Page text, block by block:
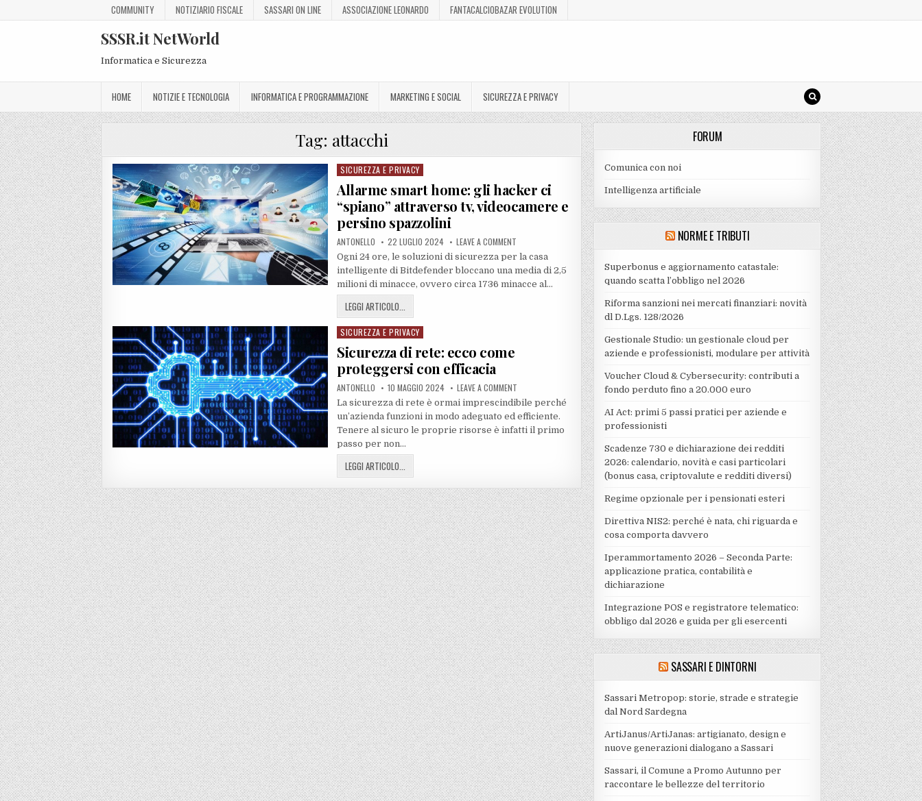
COMMUNITY NOTIZIARIO FISCALE SASSARI ON LINE ASSOCIAZIONE LEONARDO FANTACALCIOBAZAR EVOLUTION
SSSR.it NetWorld
Informatica e Sicurezza
HOME NOTIZIE E TECNOLOGIA INFORMATICA E PROGRAMMAZIONE MARKETING E SOCIAL SICUREZZA E PRIVACY
Tag: attacchi
Posted
in
SICUREZZA E PRIVACY
Allarme smart home: gli hacker ci
“spiano” attraverso tv, videocamere e
persino spazzolini
ANTONELLO 22 LUGLIO 2024 LEAVE A COMMENT
Ogni 24 ore, le soluzioni di sicurezza per la casa
intelligente di Bitdefender bloccano una media di 2,5
milioni di minacce, ovvero circa 1736 minacce al…
LEGGI ARTICOLO...
Posted
in
SICUREZZA E PRIVACY
Sicurezza di rete: ecco come
proteggersi con efficacia
ANTONELLO 10 MAGGIO 2024 LEAVE A COMMENT
La sicurezza di rete è ormai imprescindibile perché
un’azienda funzioni in modo adeguato ed efficiente.
Tenere al sicuro le proprie risorse è infatti il primo
passo per non…
LEGGI ARTICOLO...
FORUM
Comunica con noi
Intelligenza artificiale
NORME E TRIBUTI
Superbonus e aggiornamento catastale:
quando scatta l’obbligo nel 2026
Riforma sanzioni nei mercati finanziari: novità
dl D.Lgs. 128/2026
Gestionale Studio: un gestionale cloud per
aziende e professionisti, modulare per attività
Voucher Cloud & Cybersecurity: contributi a
fondo perduto fino a 20.000 euro
AI Act: primi 5 passi pratici per aziende e
professionisti
Scadenze 730 e dichiarazione dei redditi
2026: calendario, novità e casi particolari
(bonus casa, criptovalute e redditi diversi)
Regime opzionale per i pensionati esteri
Direttiva NIS2: perché è nata, chi riguarda e
cosa comporta davvero
Iperammortamento 2026 – Seconda Parte:
applicazione pratica, contabilità e
dichiarazione
Integrazione POS e registratore telematico:
obbligo dal 2026 e guida per gli esercenti
SASSARI E DINTORNI
Sassari Metropop: storie, strade e strategie
dal Nord Sardegna
ArtiJanus/ArtiJanas: artigianato, design e
nuove generazioni dialogano a Sassari
Sassari, il Comune a Promo Autunno per
raccontare le bellezze del territorio